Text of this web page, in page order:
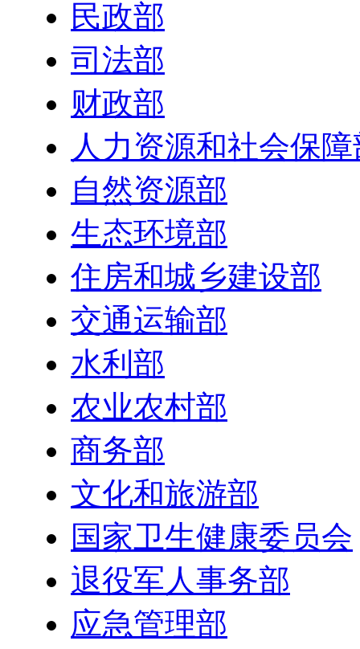
民政部
司法部
财政部
人力资源和社会保
自然资源部
生态环境部
住房和城乡建设部
交通运输部
水利部
农业农村部
商务部
文化和旅游部
国家卫生健康委员会
退役军人事务部
应急管理部